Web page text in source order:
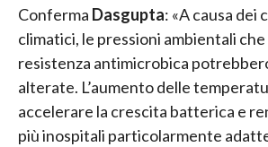
Conferma Dasgupta: «A causa dei
climatici, le pressioni ambientali
resistenza antimicrobica
alterate. L’aumento delle
accelerare la crescita batterica e
più inospitali particolarmente